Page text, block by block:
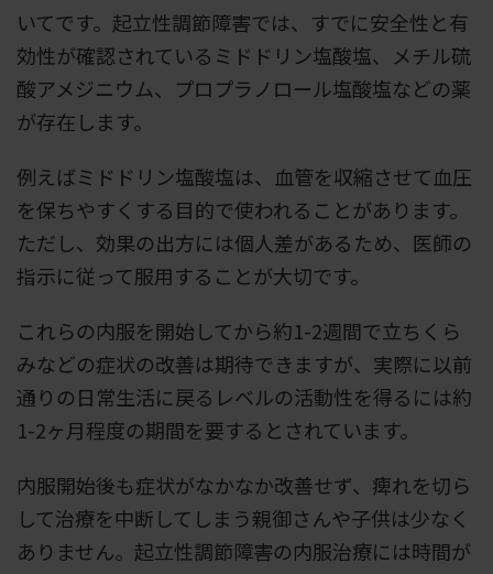
いてです。起立性調節障害では、すでに安全性と有
効性が確認されているミドドリン塩酸塩、メチル硫
酸アメジニウム、プロプラノロール塩酸塩などの薬
が存在します。
例えばミドドリン塩酸塩は、血管を収縮させて血圧
を保ちやすくする目的で使われることがあります。
ただし、効果の出方には個人差があるため、医師の
指示に従って服用することが大切です。
これらの内服を開始してから約1-2週間で立ちくら
みなどの症状の改善は期待できますが、実際に以前
通りの日常生活に戻るレベルの活動性を得るには約
1-2ヶ月程度の期間を要するとされています。
内服開始後も症状がなかなか改善せず、痺れを切ら
して治療を中断してしまう親御さんや子供は少なく
ありません。起立性調節障害の内服治療には時間が